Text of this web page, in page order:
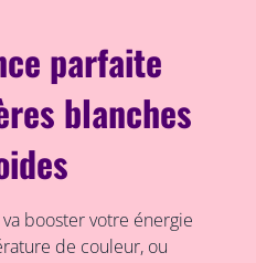
parfaite
blanches
booster votre énergie
de couleur, ou